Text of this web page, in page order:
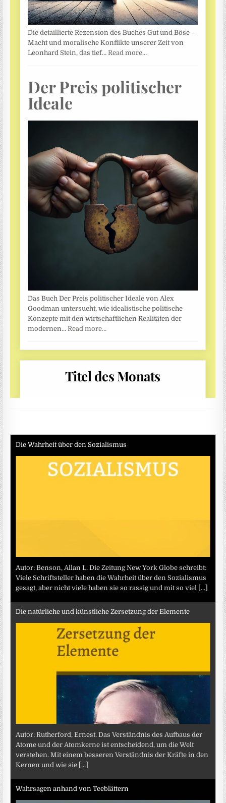
Die Wahrheit über den Sozialismus
Autor: Benson, Allan L. Die Zeitung New York Globe schreibt:
Viele Schriftsteller haben die Wahrheit über den Sozialismus
gesagt, aber nicht viele haben sie so rassig und mit so viel [...]
Die natürliche und künstliche Zersetzung der Elemente
Autor: Rutherford, Ernest. Das Verständnis des Aufbaus der
Atome und der Atomkerne ist entscheidend, um die Welt
verstehen. Mit einem besseren Verständnis der Kräfte in den
Kernen und wie sie [...]
Wahrsagen anhand von Teeblättern